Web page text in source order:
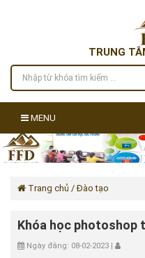
TRUNG
MENU
Trang chủ / Đào tạo
Khóa học photoshop
Ngày đăng: 08-02-2023 |